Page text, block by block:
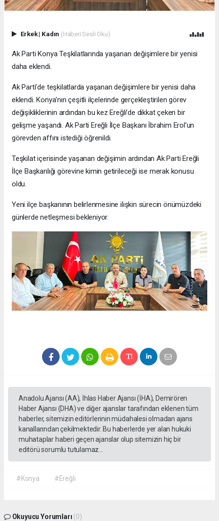
Erkek| Kadın (Haberi Sesli Oku)
Ak Parti Konya Teşkilatlarında yaşanan değişimlere bir yenisi
daha eklendi.
Ak Parti’de teşkilatlarda yaşanan değişimlere bir yenisi daha
eklendi. Konya’nın çeşitli ilçelerinde gerçekleştirilen görev
değişikliklerinin ardından bu kez Ereğli’de dikkat çeken bir
gelişme yaşandı. Ak Parti Ereğli İlçe Başkanı İbrahim Erol’un
görevden affını istediği öğrenildi.
Teşkilat içerisinde yaşanan değişimin ardından Ak Parti Ereğli
İlçe Başkanlığı görevine kimin getirileceği ise merak konusu
oldu.
Yeni ilçe başkanının belirlenmesine ilişkin sürecin önümüzdeki
günlerde netleşmesi bekleniyor.
Anadolu Ajansı (AA), İhlas Haber Ajansı (İHA), Demirören
Haber Ajansı (DHA) ve diğer ajanslar tarafından eklenen tüm
haberler, sitemizin editörlerinin müdahalesi olmadan ajans
kanallarından çekilmektedir. Bu haberlerde yer alan hukuki
muhataplar haberi geçen ajanslar olup sitemizin hiç bir
editörü sorumlu tutulamaz...
#Konya #Ereğli
Okuyucu Yorumları (0)